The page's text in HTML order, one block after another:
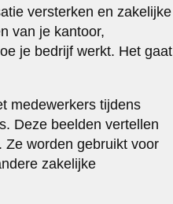
versterken en zakelijke
van je kantoor,
je bedrijf werkt. Het gaat
medewerkers tijdens
Deze beelden vertellen
Ze worden gebruikt voor
zakelijke